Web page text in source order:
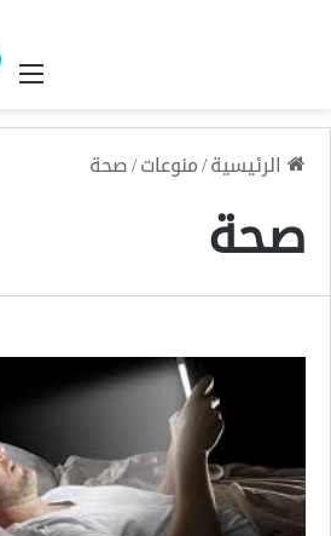
القائمة
الرئيسية/منوعات/صحة
صحة